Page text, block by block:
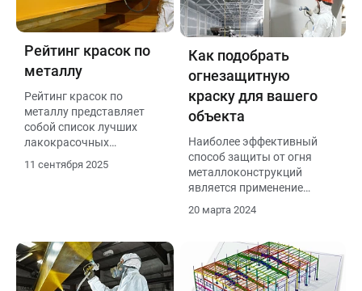
Рейтинг красок по
металлу
Рейтинг красок по
металлу представляет
собой список лучших
лакокрасочных
материалов, которые
обеспечивают надежную
повреждений.
11 сентября 2025
Как подобрать
огнезащитную
краску для вашего
объекта
Наиболее эффективный
способ защиты от огня
металлоконструкций
является применение
краски.
20 марта 2024